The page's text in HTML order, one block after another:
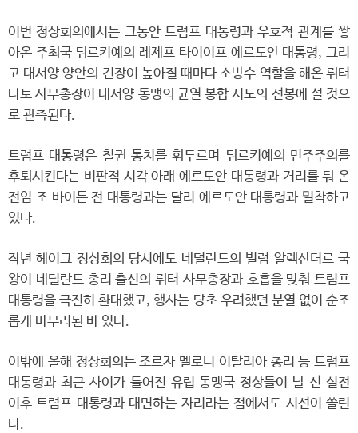
이번 정상회의에서는 그동안 트럼프 대통령과 우호적 관계를 쌓
아온 주최국 튀르키예의 레제프 타이이프 에르도안 대통령, 그리
고 대서양 양안의 긴장이 높아질 때마다 소방수 역할을 해온 뤼터
나토 사무총장이 대서양 동맹의 균열 봉합 시도의 선봉에 설 것으
로 관측된다.
트럼프 대통령은 철권 통치를 휘두르며 튀르키예의 민주주의를
후퇴시킨다는 비판적 시각 아래 에르도안 대통령과 거리를 둬 온
전임 조 바이든 전 대통령과는 달리 에르도안 대통령과 밀착하고
있다.
작년 헤이그 정상회의 당시에도 네덜란드의 빌럼 알렉산더르 국
왕이 네덜란드 총리 출신의 뤼터 사무총장과 호흡을 맞춰 트럼프
대통령을 극진히 환대했고, 행사는 당초 우려했던 분열 없이 순조
롭게 마무리된 바 있다.
이밖에 올해 정상회의는 조르자 멜로니 이탈리아 총리 등 트럼프
대통령과 최근 사이가 틀어진 유럽 동맹국 정상들이 날 선 설전
이후 트럼프 대통령과 대면하는 자리라는 점에서도 시선이 쏠린
다.